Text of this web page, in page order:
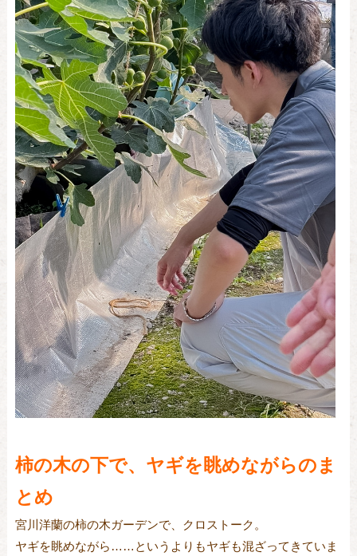
柿の木の下で、ヤギを眺めながらのま
とめ
宮川洋蘭の柿の木ガーデンで、クロストーク。
ヤギを眺めながら……というよりもヤギも混ざってきていま